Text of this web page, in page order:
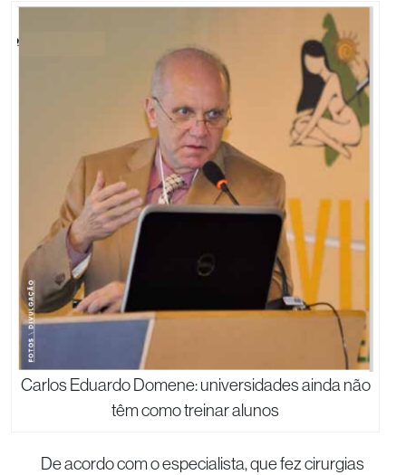
Carlos Eduardo Domene: universidades ainda não
têm como treinar alunos
De acordo com o especialista, que fez cirurgias